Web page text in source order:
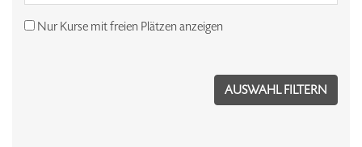
Nur Kurse mit freien Plätzen anzeigen